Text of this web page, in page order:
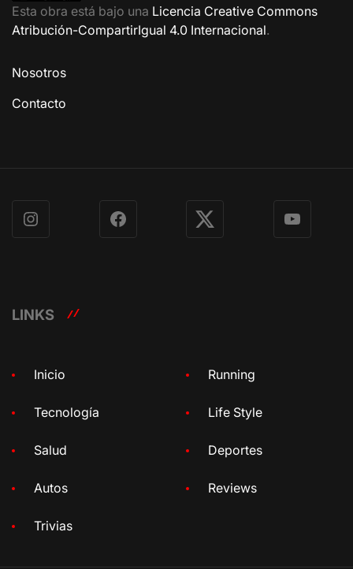
Esta obra está bajo una Licencia Creative Commons
Atribución-CompartirIgual 4.0 Internacional.
Nosotros
Contacto
Instagram Facebook X YouTube
LINKS
Inicio Running
Tecnología Life Style
Salud Deportes
Autos Reviews
Trivias